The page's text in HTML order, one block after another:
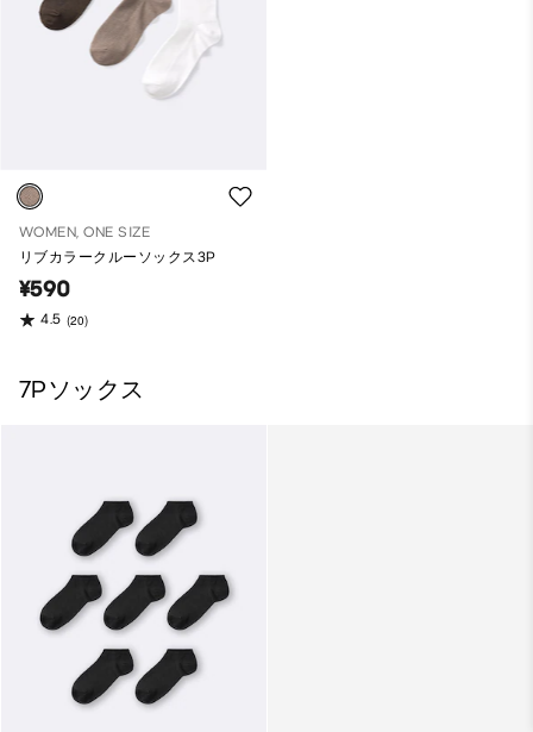
WOMEN, ONE SIZE
リブカラークルーソックス3P
¥590
4.5 (20)
7Pソックス